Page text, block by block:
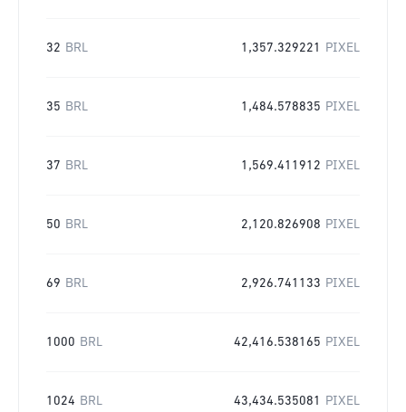
32 BRL 1,357.329221 PIXEL
35 BRL 1,484.578835 PIXEL
37 BRL 1,569.411912 PIXEL
50 BRL 2,120.826908 PIXEL
69 BRL 2,926.741133 PIXEL
1000 BRL 42,416.538165 PIXEL
1024 BRL 43,434.535081 PIXEL